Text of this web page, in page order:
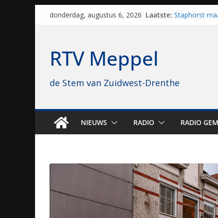
donderdag, augustus 6, 2026 Laatste: Staphorst
regio is goed
opvolgers
geruisloos
RTV Meppel
de Stem van Zuidwest-Drenthe
NIEUWS RADIO RADIO